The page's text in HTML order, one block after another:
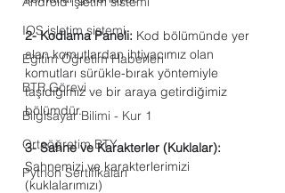
IOS işletim sistemi
Eğitim Öğretim Haberleri
BTR Görevi
Bilgisayar Bilimi - Kur 1
Ortaöğretim BTY
Python Sertifikaları
2- Kodlama Paneli: Kod bölümünde yer
alan komutlardan ihtiyacımız olan
komutları sürükle-bırak yöntemiyle
taşıdığımız ve bir araya getirdiğimiz
bölümdür.
3- Sahne ve Karakterler (Kuklalar):
Sahnemizi ve karakterlerimizi
(kuklalarımızı)